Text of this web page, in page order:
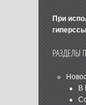
При
РАЗДЕЛЫ
В